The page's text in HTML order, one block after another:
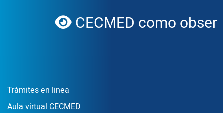
globe
CECMED como
Enlace Footer1
Trámites en linea
Aula virtual CECMED